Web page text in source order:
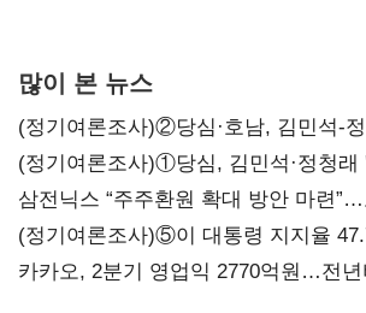
많이 본 뉴스
(정기여론조사)②당심·호남, 김민석-
(정기여론조사)①당심, 김민석·정청
지지도 '50% 아래로'(종합)
삼전닉스 “주주환원 확대 방안 마련
보내
(정기여론조사)⑤이 대통령 지지율
만에 다시 40%대
카카오, 2분기 영업익 2770억원…전